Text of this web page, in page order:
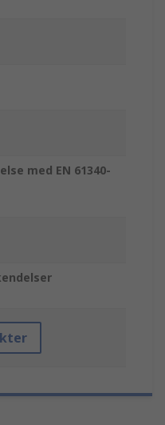
med EN 61340-